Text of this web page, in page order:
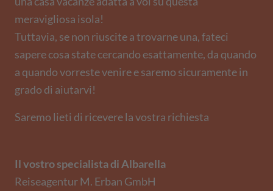
meravigliosa isola!
Tuttavia, se non riuscite a trovarne una, fateci
sapere cosa state cercando esattamente, da quando
a quando vorreste venire e saremo sicuramente in
grado di aiutarvi!
Saremo lieti di ricevere la vostra richiesta
Il vostro specialista di Albarella
Reiseagentur M. Erban GmbH